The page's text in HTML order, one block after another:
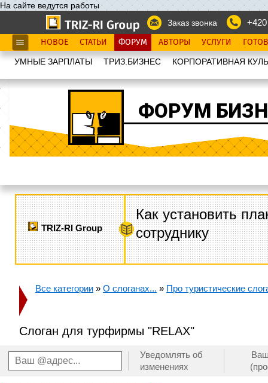
На сайте ведутся работы
Заказ звонка
НОВОЕ СТАТЬИ ФОРУМ АВТОРЫ УСЛУГИ
УМНЫЕ ЗАРПЛАТЫ ТРИЗ.БИЗНЕС КОРПОРАТИВНАЯ
ФОРУМ
TRIZ-RI Group
Как установить
сотруднику
Все категории » О слоганах... » Про туристические
Слоган для турфирмы "RELAX"
Уведомлять об
изменениях